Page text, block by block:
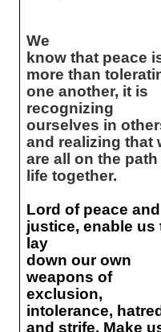
We
know that peace
more than
one another, it is
recognizing
ourselves in
and realizing that
are all on the path
life together.
Lord of peace and
justice, enable us
lay
down our own
weapons of
exclusion,
intolerance,
and strife. Make